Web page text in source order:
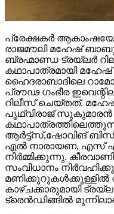
പ്രേക്ഷകർ
രാജമൗലി മഹേഷ്
ബ്രഹ്മാണ്ഡ ട്രയ്ലർ
കഥാപാത്രമായി
ഹൈദരാബാദിലെ
പ്രൗഢ ഗംഭീര
റിലീസ് ചെയ്തത്.
പൃഥ്വിരാജ് സുകുമാരൻ
ആർട്ട്സ്,ഷോവിങ്
എൽ നാരായണ, എസ്
നിർമ്മിക്കുന്നു.
സംവിധാനം
മണിക്കൂറുകൾക്കുള്ളിൽ
കാഴ്ചക്കാരുമായി
ട്രെൻഡിങ്ങിൽ